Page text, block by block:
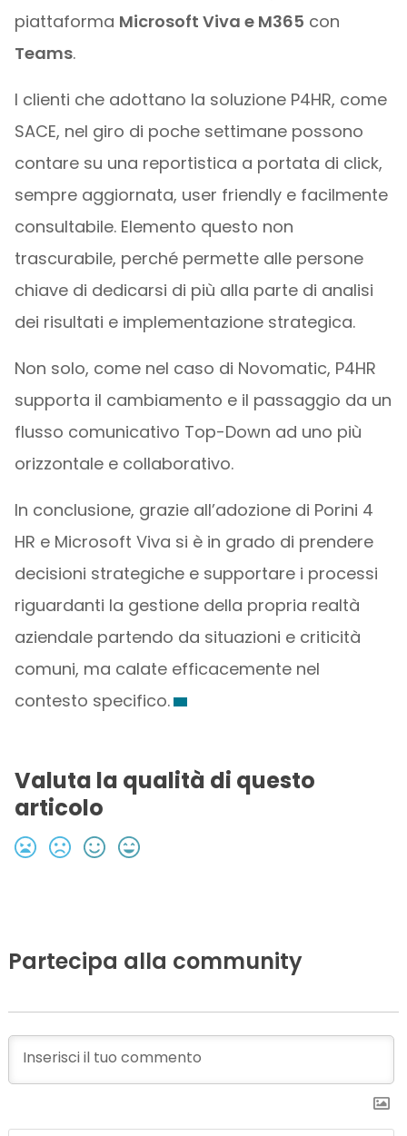
piattaforma Microsoft Viva e M365 con
Teams.
I clienti che adottano la soluzione P4HR, come
SACE, nel giro di poche settimane possono
contare su una reportistica a portata di click,
sempre aggiornata, user friendly e facilmente
consultabile. Elemento questo non
trascurabile, perché permette alle persone
chiave di dedicarsi di più alla parte di analisi
dei risultati e implementazione strategica.
Non solo, come nel caso di Novomatic, P4HR
supporta il cambiamento e il passaggio da un
flusso comunicativo Top-Down ad uno più
orizzontale e collaborativo.
In conclusione, grazie all’adozione di Porini 4
HR e Microsoft Viva si è in grado di prendere
decisioni strategiche e supportare i processi
riguardanti la gestione della propria realtà
aziendale partendo da situazioni e criticità
comuni, ma calate efficacemente nel
contesto specifico.
Valuta la qualità di questo
articolo
Partecipa alla community